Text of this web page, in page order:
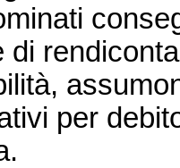
di
per